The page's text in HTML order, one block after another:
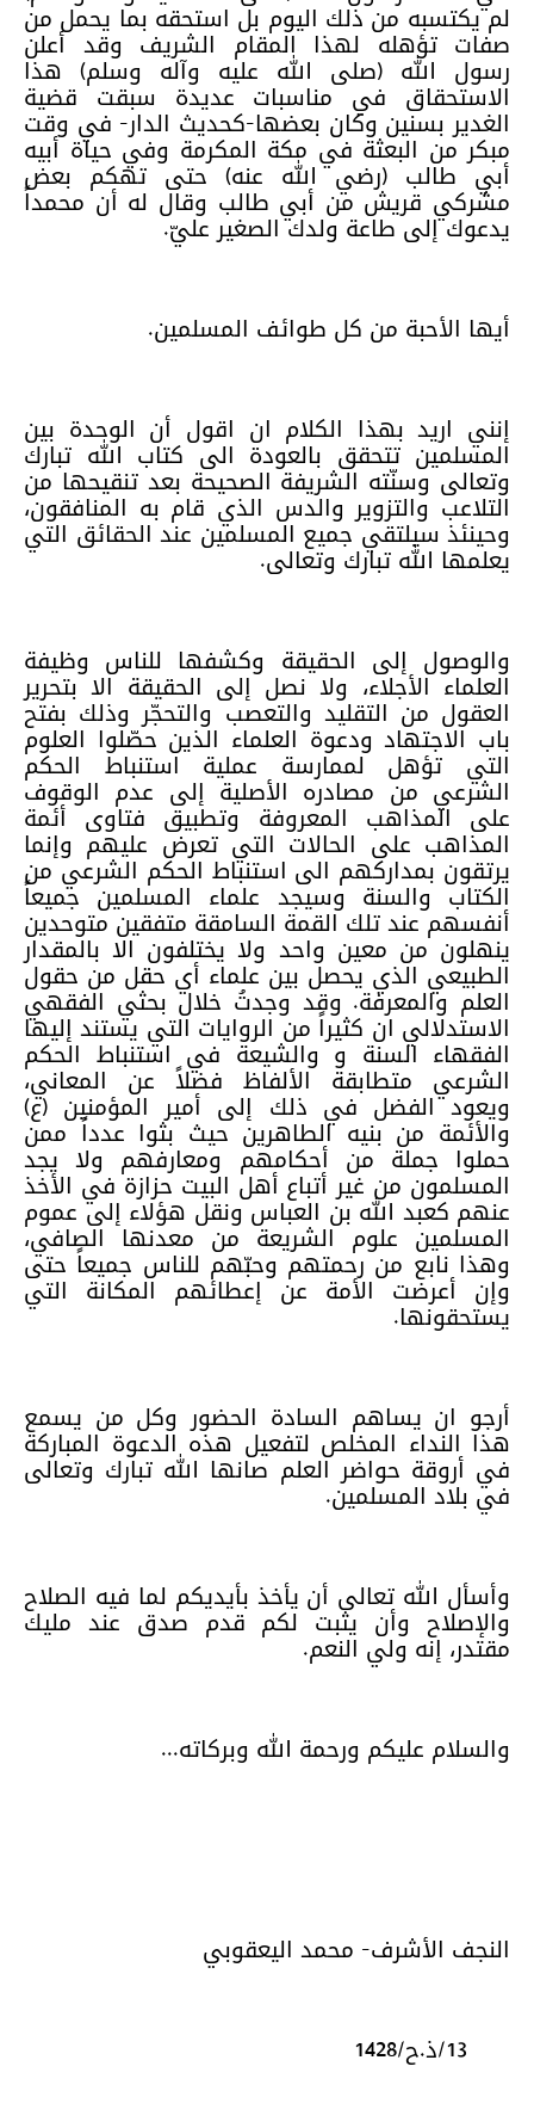
لم يكتسبه من ذلك اليوم بل استحقه بما يحمل من
صفات تؤهله لهذا المقام الشريف وقد أعلن
رسول الله (صلى الله عليه وآله وسلم) هذا
الاستحقاق في مناسبات عديدة سبقت قضية
الغدير بسنين وكان بعضها-كحديث الدار- في وقت
مبكر من البعثة في مكة المكرمة وفي حياة أبيه
أبي طالب (رضي الله عنه) حتى تهكم بعض
مشركي قريش من أبي طالب وقال له أن محمداً
يدعوك إلى طاعة ولدك الصغير عليّ.
أيها الأحبة من كل طوائف المسلمين.
إنني اريد بهذا الكلام ان اقول أن الوحدة بين
المسلمين تتحقق بالعودة الى كتاب الله تبارك
وتعالى وسنّته الشريفة الصحيحة بعد تنقيحها من
التلاعب والتزوير والدس الذي قام به المنافقون،
وحينئذ سيلتقي جميع المسلمين عند الحقائق التي
يعلمها الله تبارك وتعالى.
والوصول إلى الحقيقة وكشفها للناس وظيفة
العلماء الأجلاء، ولا نصل إلى الحقيقة الا بتحرير
العقول من التقليد والتعصب والتحجّر وذلك بفتح
باب الاجتهاد ودعوة العلماء الذين حصّلوا العلوم
التي تؤهل لممارسة عملية استنباط الحكم
الشرعي من مصادره الأصلية إلى عدم الوقوف
على المذاهب المعروفة وتطبيق فتاوى أئمة
المذاهب على الحالات التي تعرض عليهم وإنما
يرتقون بمداركهم الى استنباط الحكم الشرعي من
الكتاب والسنة وسيجد علماء المسلمين جميعاً
أنفسهم عند تلك القمة السامقة متفقين متوحدين
ينهلون من معين واحد ولا يختلفون الا بالمقدار
الطبيعي الذي يحصل بين علماء أي حقل من حقول
العلم والمعرفة. وقد وجدتُ خلال بحثي الفقهي
الاستدلالي ان كثيراً من الروايات التي يستند إليها
الفقهاء السنة و والشيعة في استنباط الحكم
الشرعي متطابقة الألفاظ فضلاً عن المعاني،
ويعود الفضل في ذلك إلى أمير المؤمنين (ع)
والأئمة من بنيه الطاهرين حيث بثوا عدداً ممن
حملوا جملة من أحكامهم ومعارفهم ولا يجد
المسلمون من غير أتباع أهل البيت حزازة في الأخذ
عنهم كعبد الله بن العباس ونقل هؤلاء إلى عموم
المسلمين علوم الشريعة من معدنها الصافي،
وهذا نابع من رحمتهم وحبّهم للناس جميعاً حتى
وإن أعرضت الأمة عن إعطائهم المكانة التي
يستحقونها.
أرجو ان يساهم السادة الحضور وكل من يسمع
هذا النداء المخلص لتفعيل هذه الدعوة المباركة
في أروقة حواضر العلم صانها الله تبارك وتعالى
في بلاد المسلمين.
وأسأل الله تعالى أن يأخذ بأيديكم لما فيه الصلاح
والإصلاح وأن يثبت لكم قدم صدق عند مليك
مقتدر، إنه ولي النعم.
والسلام عليكم ورحمة الله وبركاته...
النجف الأشرف- محمد اليعقوبي
13/ذ.ح/1428